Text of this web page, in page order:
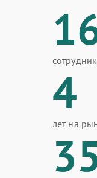
4
лет на